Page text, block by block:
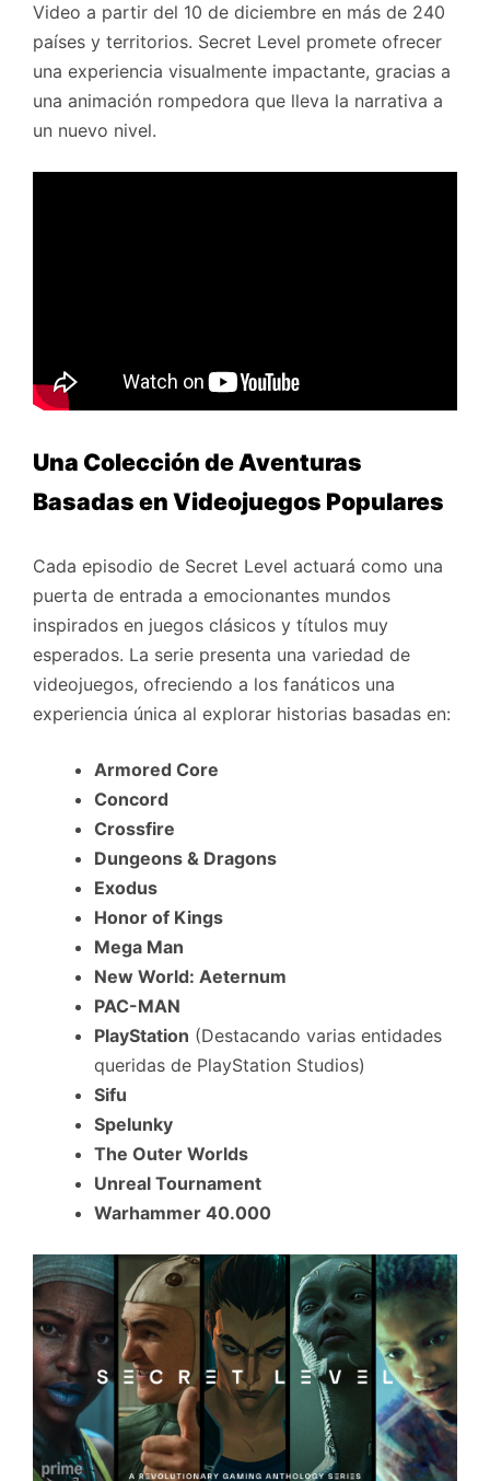
Video a partir del 10 de diciembre en más de 240
países y territorios. Secret Level promete ofrecer
una experiencia visualmente impactante, gracias a
una animación rompedora que lleva la narrativa a
un nuevo nivel.
Una Colección de Aventuras
Basadas en Videojuegos Populares
Cada episodio de Secret Level actuará como una
puerta de entrada a emocionantes mundos
inspirados en juegos clásicos y títulos muy
esperados. La serie presenta una variedad de
videojuegos, ofreciendo a los fanáticos una
experiencia única al explorar historias basadas en:
Armored Core
Concord
Crossfire
Dungeons & Dragons
Exodus
Honor of Kings
Mega Man
New World: Aeternum
PAC-MAN
PlayStation (Destacando varias entidades
queridas de PlayStation Studios)
Sifu
Spelunky
The Outer Worlds
Unreal Tournament
Warhammer 40.000